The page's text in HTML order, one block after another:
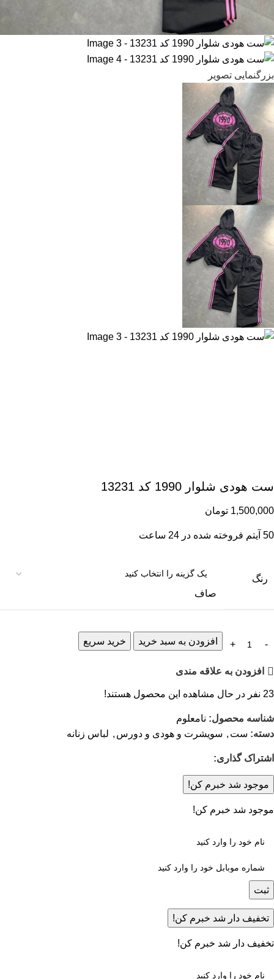
بزرگنمایی تصویر
ست هودی شلوار 1990 کد 13231
1,500,000 تومان
50 آیتم فروخته شده در 24 ساعت
رنگ
صاف
افزودن به سبد خرید خرید سریع
افزودن به علاقه مندی
23 نفر در حال مشاهده این محصول هستند!
شناسه محصول: نامعلوم
دسته: ست , سویشرت و هودی و دورس , لباس زنانه
اشتراک گذاری:
موجود شد خبرم کن!
موجود شد خبرم کن!
ثبت
تخفیف دار شد خبرم کن!
تخفیف دار شد خبرم کن!